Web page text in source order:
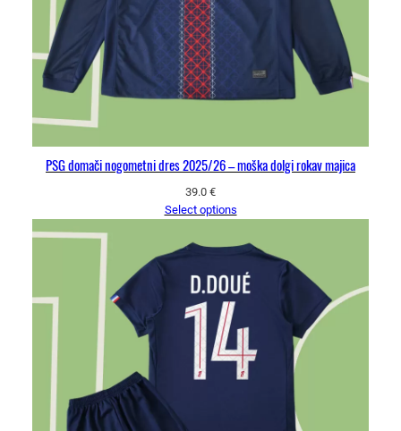
PSG domači nogometni dres 2025/26 – moška dolgi rokav majica
39.0 €
Select options